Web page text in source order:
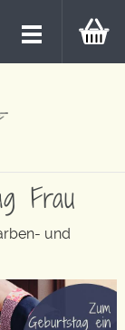
Frau
und